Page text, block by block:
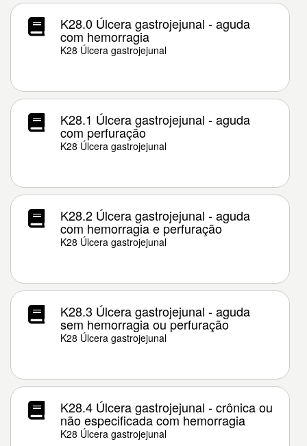
K28.0 Úlcera gastrojejunal - aguda
com hemorragia
K28 Úlcera gastrojejunal
K28.1 Úlcera gastrojejunal - aguda
com perfuração
K28 Úlcera gastrojejunal
K28.2 Úlcera gastrojejunal - aguda
com hemorragia e perfuração
K28 Úlcera gastrojejunal
K28.3 Úlcera gastrojejunal - aguda
sem hemorragia ou perfuração
K28 Úlcera gastrojejunal
K28.4 Úlcera gastrojejunal - crônica ou
não especificada com hemorragia
K28 Úlcera gastrojejunal